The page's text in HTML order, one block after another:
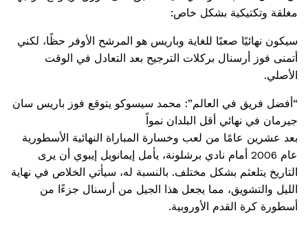
مغلقة وتكتيكية بشكل خاص:
سيكون نهائيًا صعبًا للغاية وباريس هو المرشح الأوفر حظًا، لكني
أتمنى فوز أرسنال بركلات الترجيح بعد التعادل في الوقت
الأصلي.
“أفضل فريق في العالم”: محمد سيسوكو يتوقع فوز باريس سان
جيرمان في نهائي أقل البلدان نمواً
بعد عشرين عامًا من لعب وخسارة المباراة النهائية الأسطورية
عام 2006 أمام نادي برشلونة، يأمل إيمانويل إيبوي أن يرى
التاريخ يتلعثم بشكل مختلف. بالنسبة له، سيأتي الخلاص في نهاية
الليل والتشويق، مما يجعل هذا الجيل من أرسنال جزءًا من
أسطورة كرة القدم الأوروبية.